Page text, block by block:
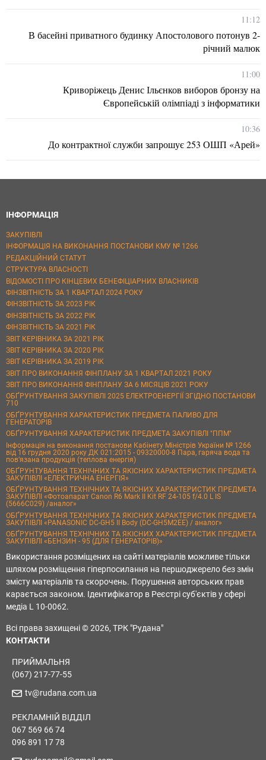
11:12
В басейні приватного будинку Апостолового потонув 2-
річний малюк
11:00
Криворіжець Денис Ільєнков виборов бронзу на
Європейській олімпіаді з інформатики
10:36
До контрактної служби запрошує 253 ОШП «Арей»
ІНФОРМАЦІЯ
ЗАКУПІВЛІ
ІНФОРМАЦІЯ НА ВИКОНАННЯ ПОСТАНОВИ КМУ № 1266
РЕДАКЦІЙНИЙ СТАТУТ
СТРУКТУРА ВЛАСНОСТІ
ВІДОМОСТІ ПРО КІНЦЕВИХ БЕНЕФІЦІАРНИХ ВЛАСНИКІВ
ФІНЗВІТНІСТЬ ЗА 1 КВАРТАЛ 2024 РОКУ
ФІНЗВІТНІСТЬ ЗА 2023 РІК
ФІНЗВІТНІСТЬ ЗА 2022 РІК
ФІНЗВІТНІСТЬ ЗА 2021 РІК
ЗВІТ КЕРІВНИКА ЗА 2021 РІК
ЗВІТ КЕРІВНИКА ЗА 2020 РІК
ЗВІТ КЕРІВНИКА ЗА 2019 РІК
ЗВІТ ПРО ВИКОНАННЯ ФІНПЛАНУ ЗА 1 КВАРТАЛ 2021 РОКУ
ЗВІТ ПРО ВИКОНАННЯ ФІНПЛАНУ ЗА 6 МІСЯЦІВ 2021 РОКУ
ОБҐРУНТУВАННЯ ЗАКУПІВЛІ 2025 ЕЛЕКТРОЕНЕРГІЇ ЗГІДНО ПОСТАНОВИ
710
ОБҐРУНТУВАННЯ ХАРАКТЕРИСТИК ПРЕДМЕТА ПАЛИВО ДЛЯ
ГЕНЕРАТОРІВ
ОБҐРУНТУВАННЯ ХАРАКТЕРИСТИК ПРЕДМЕТА ЗАКУПІВЛІ "ППМ"
Інформація на виконання постанови Кабінету Міністрів України № 1266
від 16 грудня 2020 року ДК 021:2015 - 09320000-8 Пара, гаряча вода та
пов’язана продукція (теплова енергія)
ОБҐРУНТУВАННЯ ТЕХНІЧНИХ ТА ЯКІСНИХ ХАРАКТЕРИСТИК ПРЕДМЕТА
ЗАКУПІВЛІ «ЕЛЕКТРИЧНА ЕНЕРГІЯ»
ОБҐРУНТУВАННЯ ТЕХНІЧНИХ ТА ЯКІСНИХ ХАРАКТЕРИСТИК ПРЕДМЕТА
ЗАКУПІВЛІ «Фотоапарат Canon R6 Mark II Kit RF 24-105 f/4.0 L IS
(5666C029) /аналог»
ОБҐРУНТУВАННЯ ТЕХНІЧНИХ ТА ЯКІСНИХ ХАРАКТЕРИСТИК ПРЕДМЕТА
ЗАКУПІВЛІ «PANASONIC DC-GH5 II Body (DC-GH5M2EE) / аналог»
ОБҐРУНТУВАННЯ ТЕХНІЧНИХ ТА ЯКІСНИХ ХАРАКТЕРИСТИК ПРЕДМЕТА
ЗАКУПІВЛІ «БЕНЗИН - 95 (ДЛЯ ГЕНЕРАТОРІВ)»
Використання розміщених на сайті матеріалів можливе тільки
шляхом розміщення гіперпосилання на першоджерело без змін
змісту матеріалів та скорочень. Порушення авторських прав
карається законом. Ідентифікатор в Реєстрі суб'єктів у сфері
медіа L 10-0062.
Всі права захищені © 2026, ТРК "Рудана"
КОНТАКТИ
ПРИЙМАЛЬНЯ
(067) 217-77-55
tv@rudana.com.ua
РЕКЛАМНІЙ ВІДДІЛ
067 569 66 74
096 891 17 78